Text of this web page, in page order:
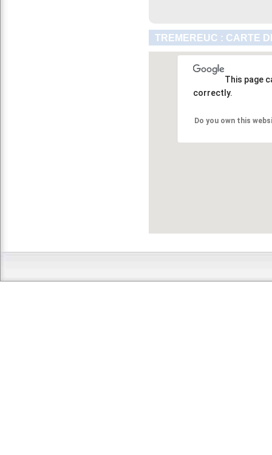
TREMEREUC : CARTE
This page
correctly.
Do you own this